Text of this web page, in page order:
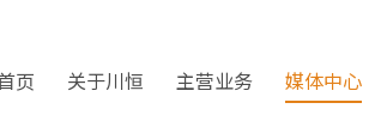
页 关于川恒 主营业务 媒体中心